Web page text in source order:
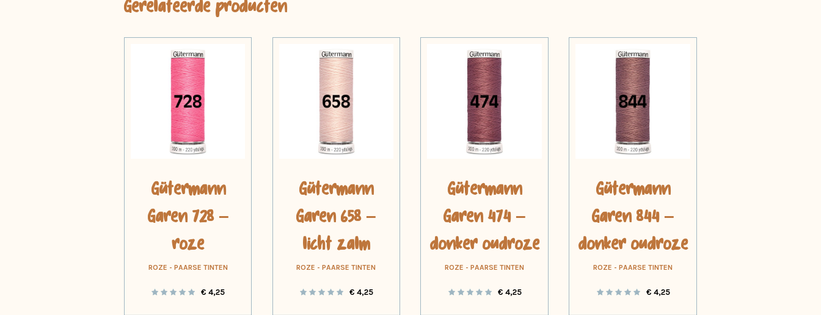
Gerelateerde producten
Gütermann
Garen 728 –
roze
ROZE - PAARSE TINTEN
€ 4,25
Gütermann
Garen 658 –
licht zalm
ROZE - PAARSE TINTEN
€ 4,25
Gütermann
Garen 474 –
donker oudroze
ROZE - PAARSE TINTEN
€ 4,25
Gütermann
Garen 844 –
donker oudroze
ROZE - PAARSE TINTEN
€ 4,25